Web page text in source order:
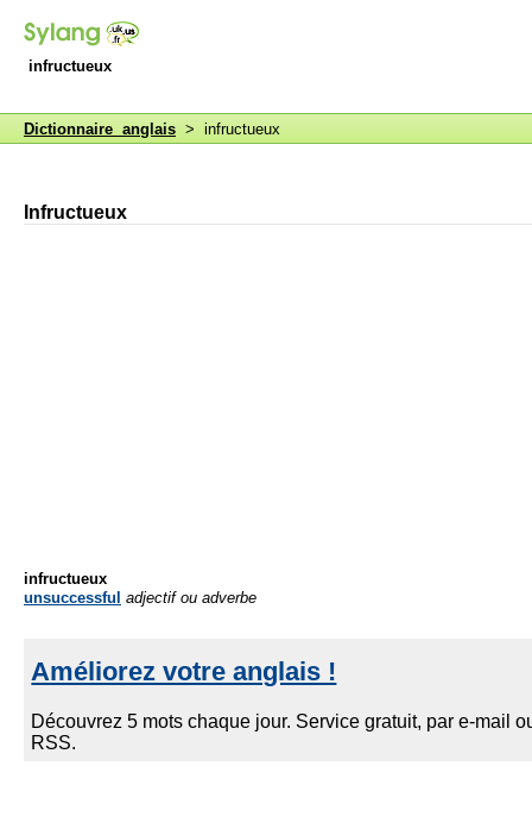
infructueux
Dictionnaire anglais > infructueux
Infructueux
infructueux
unsuccessful adjectif ou adverbe